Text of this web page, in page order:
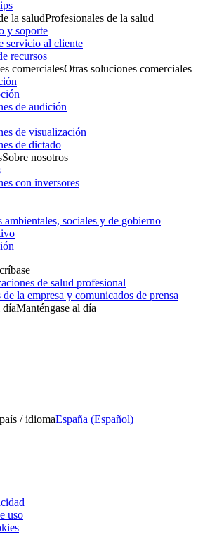
la saludProfesionales de la salud
y soporte
servicio al cliente
recursos
comercialesOtras soluciones comerciales
de audición
de visualización
de dictado
Sobre nosotros
con inversores
ambientales, sociales y de gobierno
de salud profesional
la empresa y comunicados de prensa
díaManténgase al día
/ idiomaEspaña (Español)
uso